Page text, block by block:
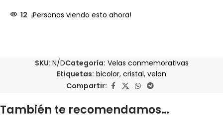
12 ¡Personas viendo esto ahora!
SKU: N/DCategoría: Velas conmemorativas
Etiquetas: bicolor, cristal, velon
Compartir:
También te recomendamos…